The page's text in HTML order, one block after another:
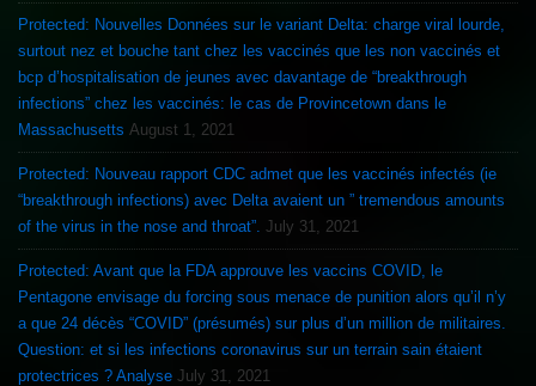
Protected: Nouvelles Données sur le variant Delta: charge viral lourde,
surtout nez et bouche tant chez les vaccinés que les non vaccinés et
bcp d’hospitalisation de jeunes avec davantage de “breakthrough
infections” chez les vaccinés: le cas de Provincetown dans le
Massachusetts August 1, 2021
Protected: Nouveau rapport CDC admet que les vaccinés infectés (ie
“breakthrough infections) avec Delta avaient un ” tremendous amounts
of the virus in the nose and throat”. July 31, 2021
Protected: Avant que la FDA approuve les vaccins COVID, le
Pentagone envisage du forcing sous menace de punition alors qu’il n’y
a que 24 décès “COVID” (présumés) sur plus d’un million de militaires.
Question: et si les infections coronavirus sur un terrain sain étaient
protectrices ? Analyse July 31, 2021